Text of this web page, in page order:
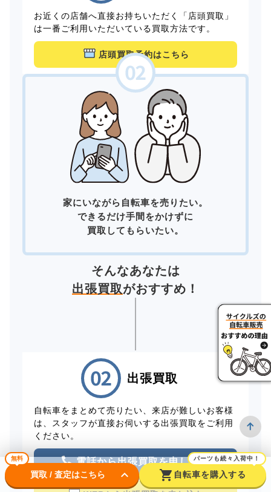
お近くの店舗へ直接お持ちいただく「店頭買取」
は一番ご利用いただいている買取方法です。
店頭買取予約はこちら
家にいながら自転車を売りたい。
できるだけ手間をかけずに
買取してもらいたい。
そんなあなたは
出張買取がおすすめ！
出張買取
自転車をまとめて売りたい、来店が難しいお客様
は、スタッフが直接お伺いする出張買取をご利用
ください。
電話から出張買取を申し込む
無料
買取 / 査定はこちら keyboard_arrow_down shopping_cart
パーツも続々入荷中！
自転車を購入する